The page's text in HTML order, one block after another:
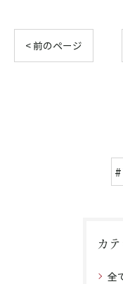
< 前のページ
カ
全